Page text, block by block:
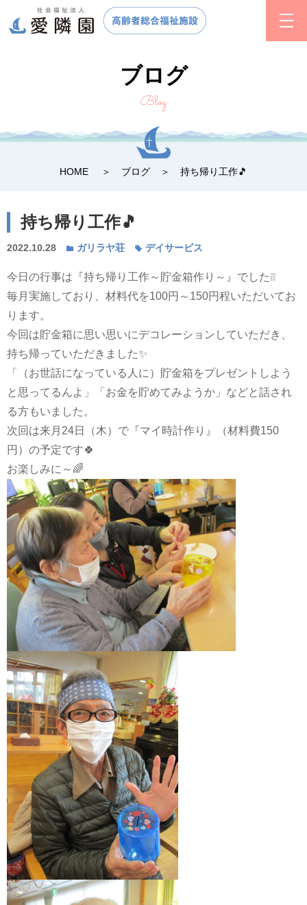
ブログ
Blog
HOME ブログ 持ち帰り工作🎵
持ち帰り工作🎵
2022.10.28 ガリラヤ荘 デイサービス
今日の行事は『持ち帰り工作～貯金箱作り～』でした❕❕
毎月実施しており、材料代を100円～150円程いただいてお
ります。
今回は貯金箱に思い思いにデコレーションしていただき、
持ち帰っていただきました✨
「（お世話になっている人に）貯金箱をプレゼントしよう
と思ってるんよ」「お金を貯めてみようか」などと話され
る方もいました。
次回は来月24日（木）で『マイ時計作り』（材料費150
円）の予定です🍀
お楽しみに～🌈